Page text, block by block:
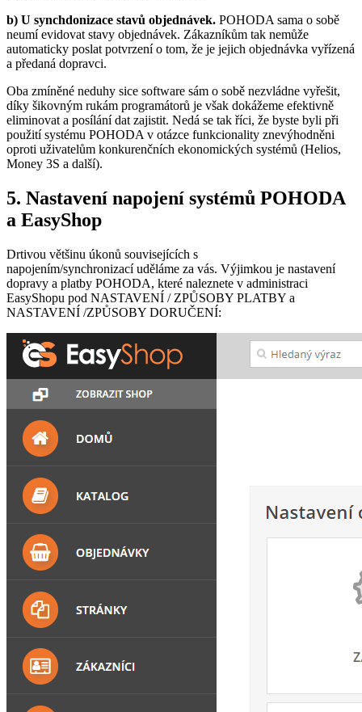
b) U synchdonizace stavů objednávek. POHODA sama o sobě
neumí evidovat stavy objednávek. Zákazníkům tak nemůže
automaticky poslat potvrzení o tom, že je jejich objednávka vyřízená
a předaná dopravci.
Oba zmíněné neduhy sice software sám o sobě nezvládne vyřešit,
díky šikovným rukám programátorů je však dokážeme efektivně
eliminovat a posílání dat zajistit. Nedá se tak říci, že byste byli při
použití systému POHODA v otázce funkcionality znevýhodněni
oproti uživatelům konkurenčních ekonomických systémů (Helios,
Money 3S a další).
5. Nastavení napojení systémů POHODA
a EasyShop
Drtivou většinu úkonů souvisejících s
napojením/synchronizací uděláme za vás. Výjimkou je nastavení
dopravy a platby POHODA, které naleznete v administraci
EasyShopu pod NASTAVENÍ / ZPŮSOBY PLATBY a
NASTAVENÍ /ZPŮSOBY DORUČENÍ: